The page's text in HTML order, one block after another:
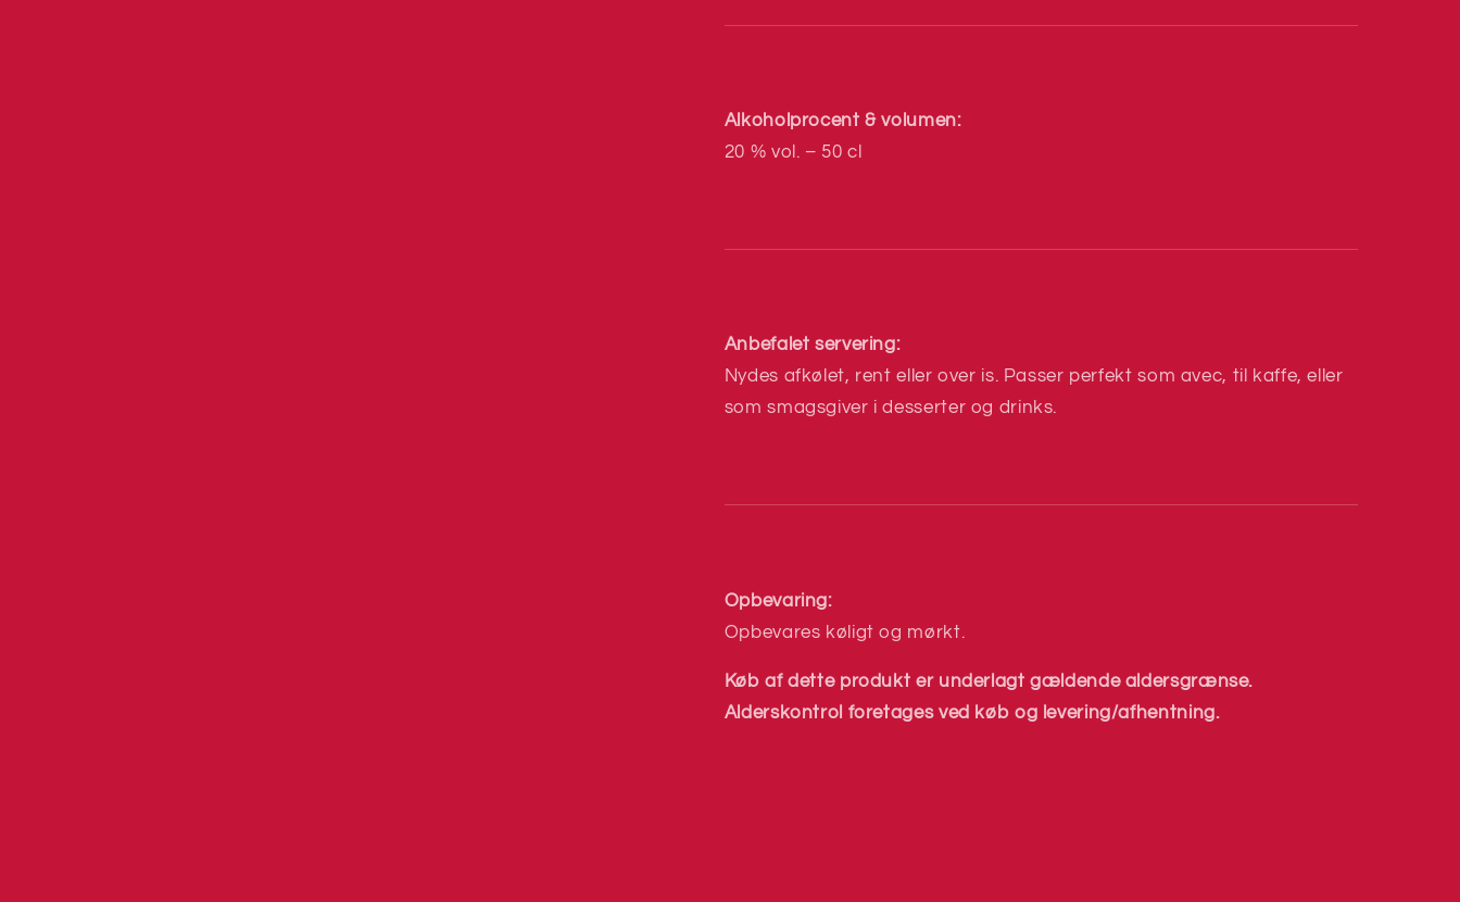
Alkoholprocent & volumen:
20 % vol. – 50 cl
Anbefalet servering:
Nydes afkølet, rent eller over is. Passer perfekt som avec, til kaffe, eller
som smagsgiver i desserter og drinks.
Opbevaring:
Opbevares køligt og mørkt.
Køb af dette produkt er underlagt gældende aldersgrænse.
Alderskontrol foretages ved køb og levering/afhentning.